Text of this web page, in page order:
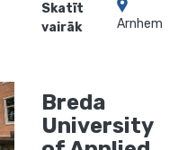
Skatīt
vairāk
Arnhem
Breda
University